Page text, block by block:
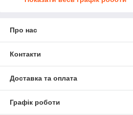
Про нас
Контакти
Доставка та оплата
Графік роботи